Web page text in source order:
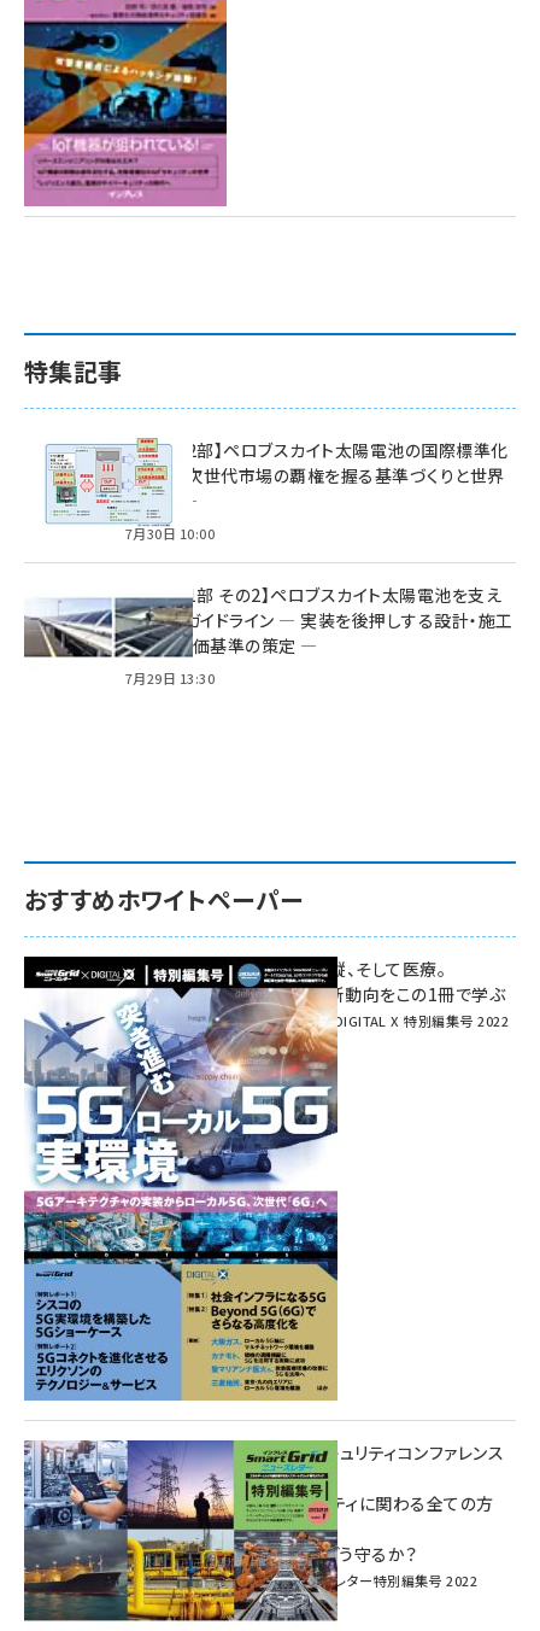
特集記事
特集【第2部】ペロブスカイト太陽電池の国際標準化
戦略 ― 次世代市場の覇権を握る基準づくりと世界
の動向 ―
7月30日 10:00
特集【第1部 その2】ペロブスカイト太陽電池を支え
る2つのガイドライン ― 実装を後押しする設計・施工
方針と評価基準の策定 ―
7月29日 13:30
おすすめホワイトペーパー
環境対策、建機の遠隔操縦、そして医療。
次世代通信規格「5G」最新動向をこの1冊で学ぶ
SmartGrid ニューズレター × DIGITAL X 特別編集号 2022
Summer
重要インフラサイバーセキュリティコンファレンス
特別電子版！
― 産業サイバーセキュリティに関わる全ての方
へ！ ―
加速するDX、OT/IoTをどう守るか？
インプレス SmartGridニューズレター特別編集号 2022
Vol.1